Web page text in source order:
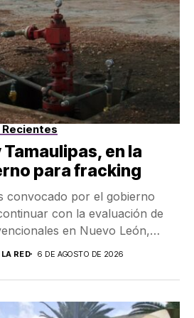
Tamaulipas, en la
para fracking
convocado por el gobierno
con la evaluación de
en Nuevo León,
RED 6 DE AGOSTO DE 2026